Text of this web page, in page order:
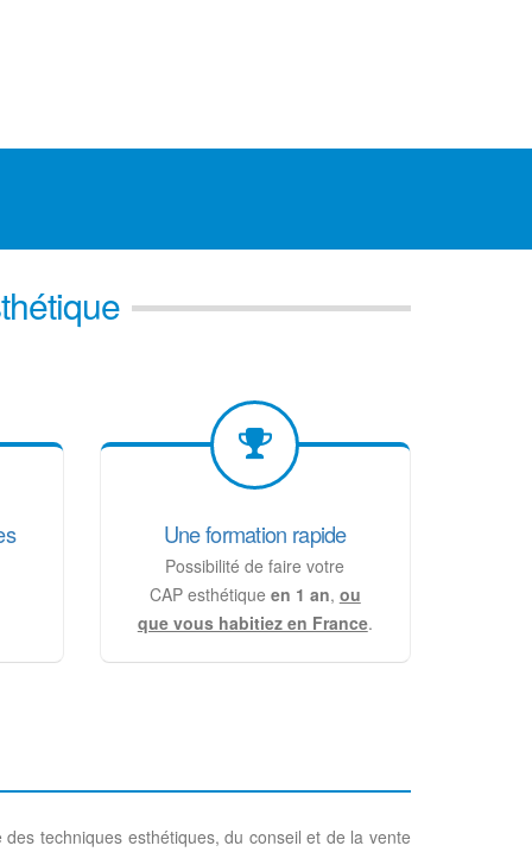
Une formation rapide
Possibilité de faire votre
CAP esthétique en 1 an, ou
que vous habitiez en France.
techniques esthétiques, du conseil et de la vente